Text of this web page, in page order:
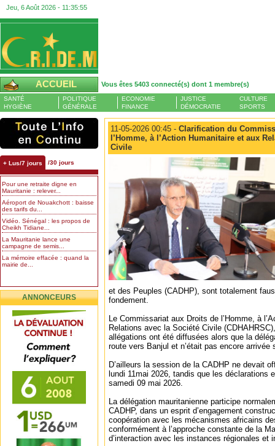
Jeu, 6 Août 2026 - 11:35:56
ACCUEIL Vous êtes 5403 connecté(s) dont 1 membre(s)
SANTÉ
HYGIÈNE
POLITIQUE
GÉNÉRALE
ECONOMIE
FINANCE
JUSTICE
DÉMOCRATIE
CULTURE
SPORTS
+ Lus/7 jours /30 jours
Pour une retraite digne en
Mauritanie : relever...
Aéroport de Nouakchott : baisse
des tarifs du...
Vidéo. Sénégal : les propos de
Cheikh Tidiane...
La Mauritanie lance une
campagne de semis...
La mémoire effacée : quand la
mairie de...
ANNONCEURS
11-05-2026 00:45 - Clarification du
l’Homme, à l’Action Humanitaire et aux
Civile
et des Peuples (CADHP), sont totalement
fondement.
Le Commissariat aux Droits de l’Homme, à
Relations avec la Société Civile
allégations ont été diffusées alors que la
route vers Banjul et n’était pas encore
D’ailleurs la session de la CADHP ne devait
lundi 11mai 2026, tandis que les déclarations
samedi 09 mai 2026.
La délégation mauritanienne participe
CADHP, dans un esprit d’engagement
coopération avec les mécanismes africains
conformément à l’approche constante de la
d’interaction avec les instances régionales et